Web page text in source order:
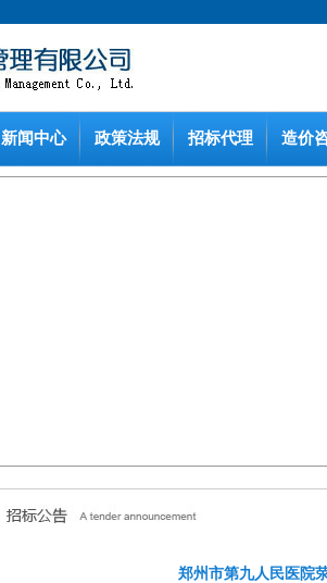
新闻中心 政策法规 招标代理 造价
郑州市第九人民医院